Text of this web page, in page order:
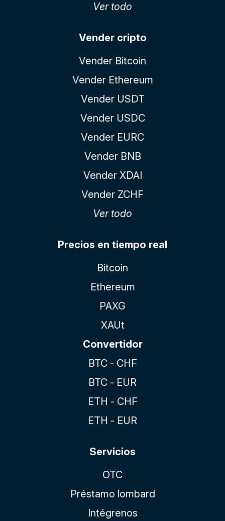
Ver todo
Vender cripto
Vender Bitcoin
Vender Ethereum
Vender USDT
Vender USDC
Vender EURC
Vender BNB
Vender XDAI
Vender ZCHF
Ver todo
Precios en tiempo real
Bitcoin
Ethereum
PAXG
XAUt
Convertidor
BTC - CHF
BTC - EUR
ETH - CHF
ETH - EUR
Servicios
OTC
Préstamo lombard
Intégrenos